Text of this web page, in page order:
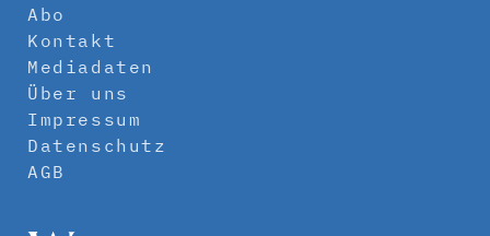
Abo
Kontakt
Mediadaten
Über uns
Impressum
Datenschutz
AGB